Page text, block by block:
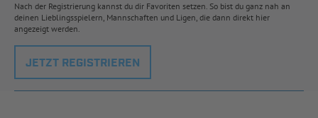
Nach der Registrierung kannst du dir Favoriten setzen. So bist du ganz nah an
deinen Lieblingsspielern, Mannschaften und Ligen, die dann direkt hier
angezeigt werden.
JETZT REGISTRIEREN